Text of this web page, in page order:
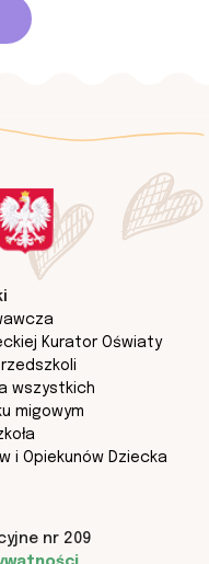
Kurator Oświaty
wszystkich
migowym
i Opiekunów Dziecka
nr 209